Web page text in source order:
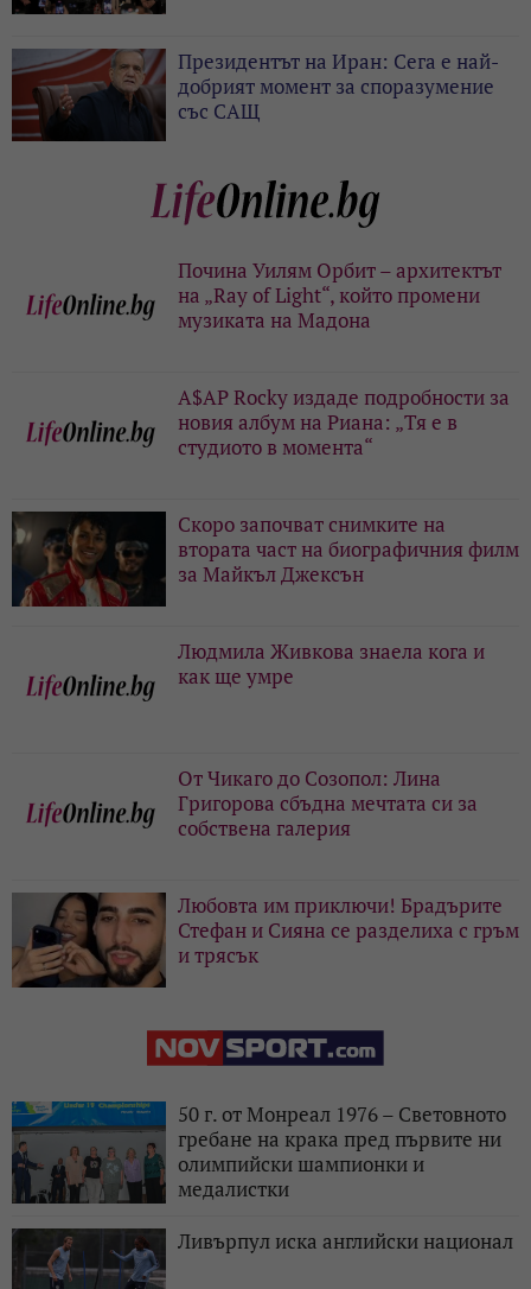
Президентът на Иран: Сега е най-
добрият момент за споразумение
със САЩ
Почина Уилям Орбит – архитектът
на „Ray of Light“, който промени
музиката на Мадона
A$AP Rocky издаде подробности за
новия албум на Риана: „Тя е в
студиото в момента“
Скоро започват снимките на
втората част на биографичния филм
за Майкъл Джексън
Людмила Живкова знаела кога и
как ще умре
От Чикаго до Созопол: Лина
Григорова сбъдна мечтата си за
собствена галерия
Любовта им приключи! Брадърите
Стефан и Сияна се разделиха с гръм
и трясък
50 г. от Монреал 1976 – Световното
гребане на крака пред първите ни
олимпийски шампионки и
медалистки
Ливърпул иска английски национал